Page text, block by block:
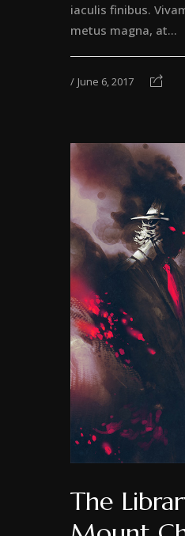
iaculis finibus.
metus magna, at...
June 6, 2017
The